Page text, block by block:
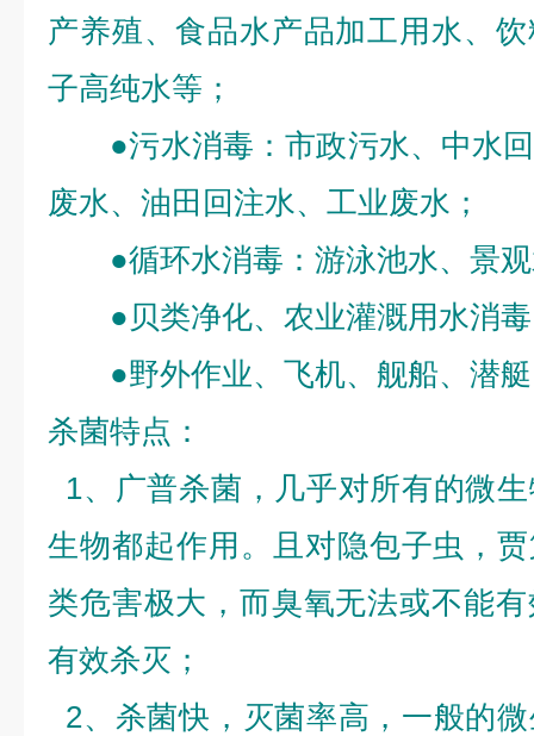
产养殖、食品水产品加工用水、
子高纯水等；
●污水消毒：市政污水、中水回
废水、油田回注水、工业废水；
●循环水消毒：游泳池水、景观
●贝类净化、农业灌溉用水消毒
●野外作业、飞机、舰船、潜艇
杀菌特点：
1、广普杀菌，几乎对所有的微
生物都起作用。且对隐包子虫，
类危害极大，而臭氧无法或不能
有效杀灭；
2、杀菌快，灭菌率高，一般的